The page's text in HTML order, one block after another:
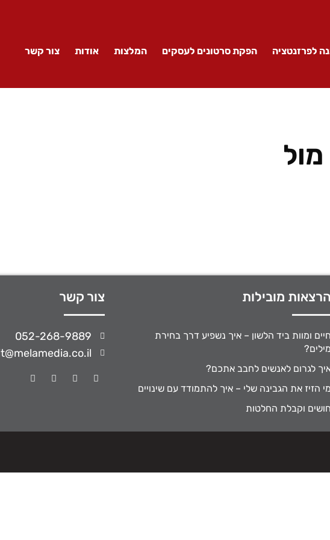
לפרזנטציה הפקת סרטונים לעסקים המלצות אודות צור קשר
הרצאות מובילות
חיים ומוות ביד הלשון – איך נשפיע דרך בחירת
מילים?
לגרום לאנשים לחבב אתכם?
מי הזיז את הגבינה שלי – איך להתמודד עם שינויים
חושים וקבלת החלטות
צור קשר
052-268-9889